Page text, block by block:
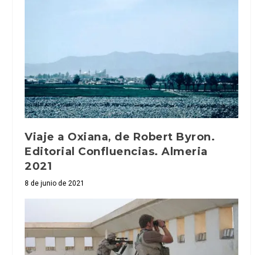
Viaje a Oxiana, de Robert Byron.
Editorial Confluencias. Almeria
2021
8 de junio de 2021